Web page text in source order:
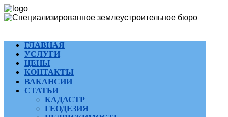
ГЛАВНАЯ
УСЛУГИ
ЦЕНЫ
КОНТАКТЫ
ВАКАНСИИ
СТАТЬИ
КАДАСТР
ГЕОДЕЗИЯ